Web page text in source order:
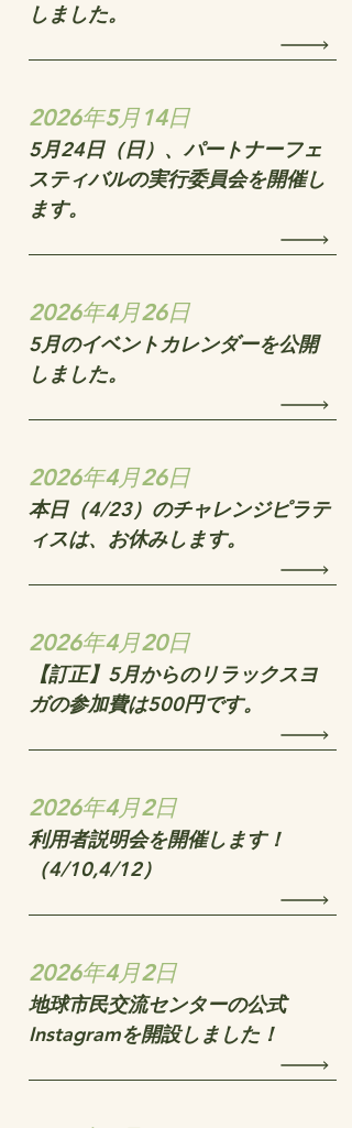
しました。
2026年5月14日
5月24日（日）、パートナーフェ
スティバルの実行委員会を開催し
ます。
2026年4月26日
5月のイベントカレンダーを公開
しました。
2026年4月26日
本日（4/23）のチャレンジピラテ
ィスは、お休みします。
2026年4月20日
【訂正】5月からのリラックスヨ
ガの参加費は500円です。
2026年4月2日
利用者説明会を開催します！
（4/10,4/12）
2026年4月2日
地球市民交流センターの公式
Instagramを開設しました！